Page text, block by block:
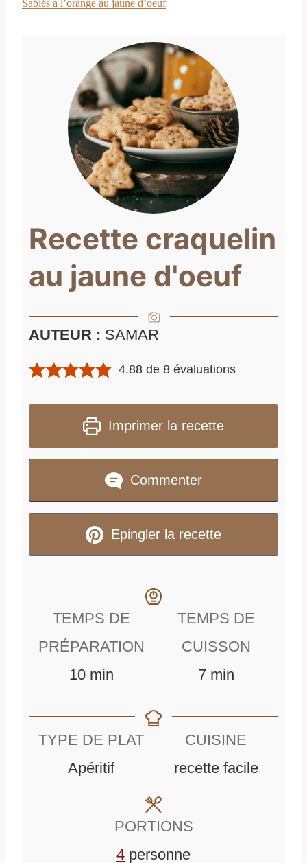
Sablés à l’orange au jaune d’oeuf
Recette craquelin
au jaune d'oeuf
AUTEUR : SAMAR
4.88 de8 évaluations
Imprimer la recette
Commenter
Epingler la recette
TEMPS DE
PRÉPARATION
10m
n
u
min
TEMPS DE
CUISSON
7m
n
u
min
TYPE DE PLAT
Apéritif
CUISINE
recette facile
PORTIONS
4 personne